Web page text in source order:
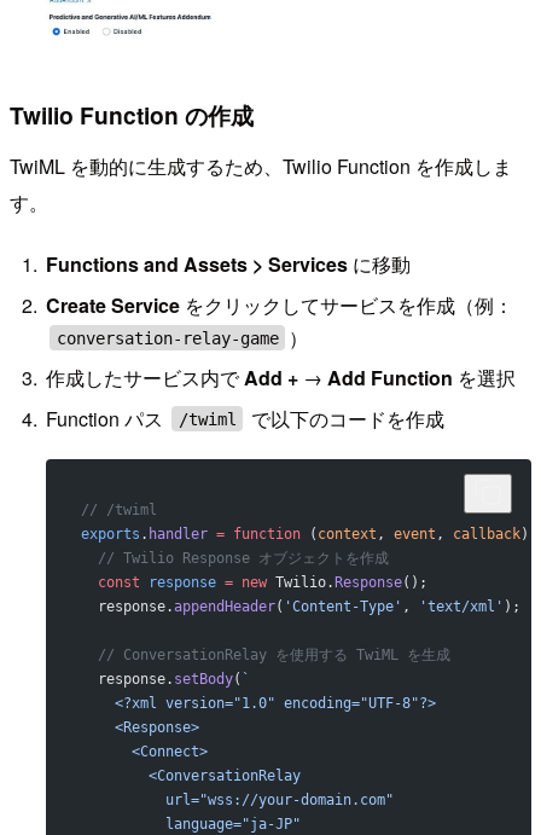
Twilio Function の作成
TwiML を動的に生成するため、Twilio Function を作成しま
す。
Functions and Assets > Services に移動
Create Service をクリックしてサービスを作成（例：
conversation-relay-game
）
作成したサービス内でAdd + →Add Function を選択
Function パス
/twiml で以下のコードを作成
// /twiml
exports . handler = function ( context , event , callback)
  // Twilio Response オブジェクトを作成
  const
response = new Twilio. Response();
  response.
appendHeader( 'Content-Type' , 'text/xml' );
  // ConversationRelay を使用する TwiML を生成
  response.
setBody( `
    <?xml version="1.0" encoding="UTF-8"?>
    <Response>
      <Connect>
        <ConversationRelay
          url="wss://your-domain.com"
          language="ja-JP"